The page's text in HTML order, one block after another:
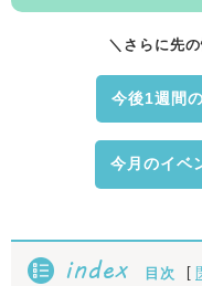
＼さらに先
今後1週間
今月のイベ
index 目次 [